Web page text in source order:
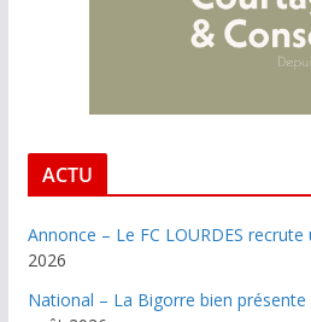
ACTU
Annonce – Le FC LOURDES
2026
National – La Bigorre bien